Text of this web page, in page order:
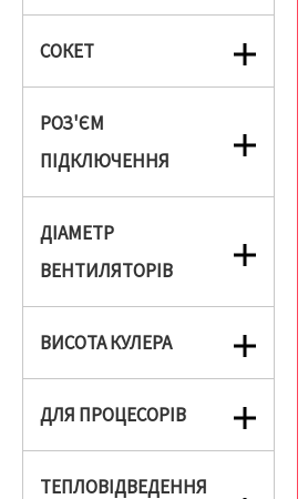
СОКЕТ
РОЗ'ЄМ
ПІДКЛЮЧЕННЯ
ДІАМЕТР
ВЕНТИЛЯТОРІВ
ВИСОТА КУЛЕРА
ДЛЯ ПРОЦЕСОРІВ
ТЕПЛОВІДВЕДЕННЯ